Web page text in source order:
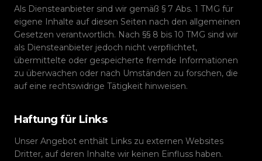
Als Diensteanbieter sind wir gemäß § 7 Abs. 1 TMG für
eigene Inhalte auf diesen Seiten nach den allgemeinen
Gesetzen verantwortlich. Nach §§ 8 bis 10 TMG sind wir
als Diensteanbieter jedoch nicht verpflichtet,
übermittelte oder gespeicherte fremde Informationen
zu überwachen oder nach Umständen zu forschen, die
auf eine rechtswidrige Tätigkeit hinweisen.
Haftung für Links
Unser Angebot enthält Links zu externen Websites
Dritter, auf deren Inhalte wir keinen Einfluss haben.